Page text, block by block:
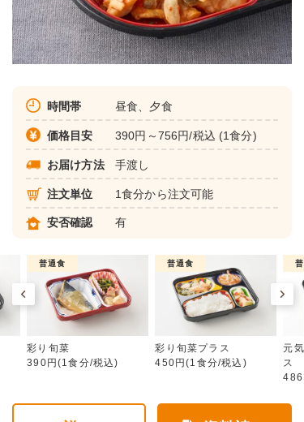
時間帯 昼食、夕食
価格目安 390円～756円/税込 (1食分)
お届け方法 手渡し
注文単位 1食分から注文可能
安否確認 有
普通食
彩り旬菜
390円(1食分/税込)
普通食
彩り旬菜プラス
450円(1食分/税込)
元
ス